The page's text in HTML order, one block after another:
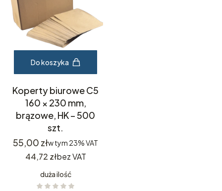
Do koszyka
Koperty biurowe C5
160 × 230 mm,
brązowe, HK – 500
szt.
Cena
55,00 złw tym 23%VAT
Cena
44,72 złbez VAT
duża ilość